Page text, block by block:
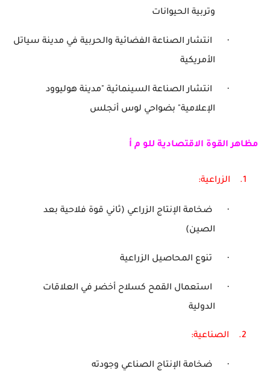
وتربية الحيوانات
·
انتشار الصناعة الفضائية والحربية في مدينة سياتل
الأمريكية
·
انتشار الصناعة السينمائية "مدينة هوليوود
الإعلامية" بضواحي لوس أنجلس
مظاهر القوة الاقتصادية للو م أ
1. الزراعية:
·
ضخامة الإنتاج الزراعي (ثاني قوة فلاحية بعد
الصين)
· تنوع المحاصيل الزراعية
·
استعمال القمح كسلاح أخضر في العلاقات
الدولية
2. الصناعية:
· ضخامة الإنتاج الصناعي وجودته